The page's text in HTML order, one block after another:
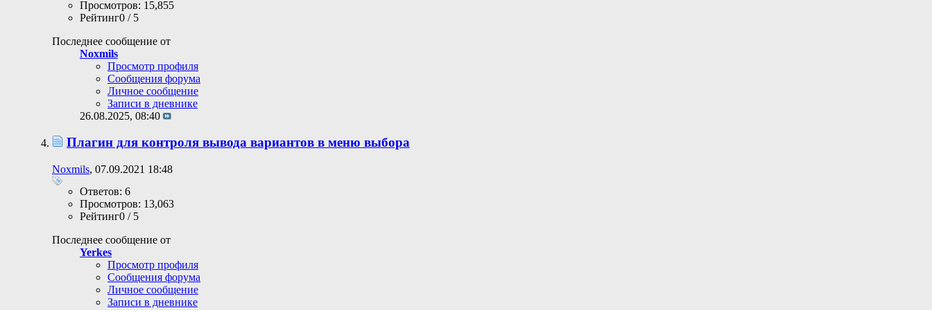
Просмотров: 15,855
Рейтинг0 / 5
Последнее сообщение от
Noxmils
Просмотр профиля
Сообщения форума
Личное сообщение
Записи в дневнике
26.08.2025, 08:40
Плагин для контроля вывода вариантов в меню выбора
Noxmils, 07.09.2021 18:48
Ответов: 6
Просмотров: 13,063
Рейтинг0 / 5
Последнее сообщение от
Yerkes
Просмотр профиля
Сообщения форума
Личное сообщение
Записи в дневнике